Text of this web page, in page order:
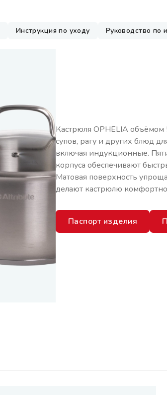
Инструкция по уходу Руководство по
Кастрюля OPHELIA
супов, рагу и других блюд
включая индукционные.
корпуса обеспечивают
Матовая поверхность
делают кастрюлю
Паспорт изделия